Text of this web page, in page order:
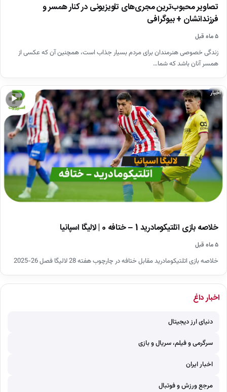
تصاویر محبوب‌ترین مجری‌های تلویزیونی در کنار همسر و
فرزندانشان + بیوگرافی
۵ ماه قبل
زندگی خصوصی هنرمندان برای مردم بسیار جذاب است، همچنین آن که عکسی از
همسر آنان باشد که شما…
▶
اخبار
خلاصه بازی اتلتیکومادرید 1 – ختافه 0 | لالیگا اسپانیا
۵ ماه قبل
خلاصه بازی اتلتیکومادرید مقابل ختافه در چارچوب هفته 28 لالیگا فصل 26-2025
اخبار داغ
دنیای ارز دیجیتال
سرگرمی و فیلم، سریال و بازی
اخبار ایران
مرجع ورزش و فوتبال